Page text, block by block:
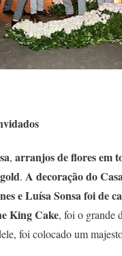
, arranjos deflores em
. A decoração do
e Luísa Sonsa foi de
King Cake, foi o grande
foi colocado um